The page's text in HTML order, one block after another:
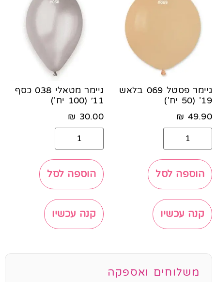
גיימר פסטל 069 בלאש
19' (50 יח')
49.90
₪
הוספה לסל
קנה עכשיו
גיימר מטאלי 038 כסף
11׳ (100 יח')
30.00
₪
הוספה לסל
קנה עכשיו
משלוחים ואספקה